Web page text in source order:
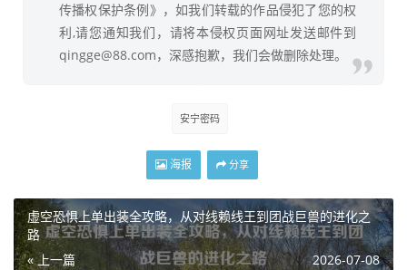
传播权保护条例》，如我们转载的作品侵犯了您的权
利,请您通知我们，请将本侵权页面网址发送邮件到
qingge@88.com，深感抱歉，我们会做删除处理。
安宁密码
海报 分享
虚空恐惧上单出装全攻略，从对线赖线王到团战巨兽的进化之
路
« 上一篇
2026-07-08